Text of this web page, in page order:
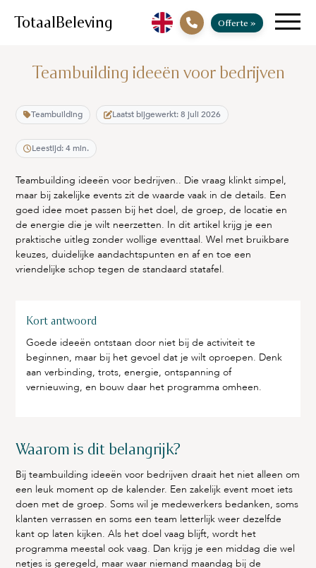
TotaalBeleving Offerte »
Teambuilding ideeën voor bedrijven
Teambuilding Laatst bijgewerkt: 8 juli 2026
Leestijd: 4 min.
Teambuilding ideeën voor bedrijven.. Die vraag klinkt simpel,
maar bij zakelijke events zit de waarde vaak in de details. Een
goed idee moet passen bij het doel, de groep, de locatie en
de energie die je wilt neerzetten. In dit artikel krijg je een
praktische uitleg zonder wollige eventtaal. Wel met bruikbare
keuzes, duidelijke aandachtspunten en af en toe een
vriendelijke schop tegen de standaard statafel.
Kort antwoord
Goede ideeën ontstaan door niet bij de activiteit te
beginnen, maar bij het gevoel dat je wilt oproepen. Denk
aan verbinding, trots, energie, ontspanning of
vernieuwing, en bouw daar het programma omheen.
Waarom is dit belangrijk?
Bij teambuilding ideeën voor bedrijven draait het niet alleen om
een leuk moment op de kalender. Een zakelijk event moet iets
doen met de groep. Soms wil je medewerkers bedanken, soms
klanten verrassen en soms een team letterlijk weer dezelfde
kant op laten kijken. Als het doel vaag blijft, wordt het
programma meestal ook vaag. Dan krijg je een middag die wel
netjes is geregeld, maar waar niemand maandag bij de